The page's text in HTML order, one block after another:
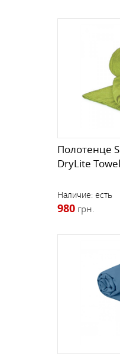
Полотенце
DryLite
Наличие: есть
980 грн.